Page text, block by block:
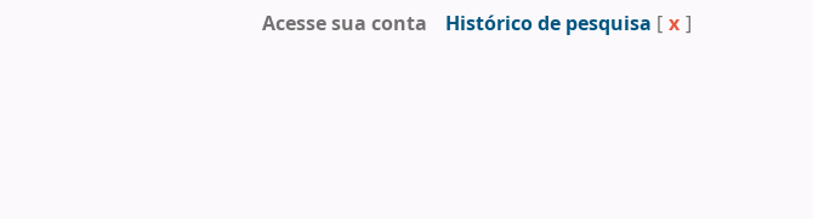
Acesse sua conta Histórico de pesquisa [ x ]